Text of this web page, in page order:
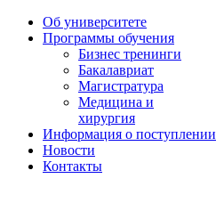
Об университете
Программы обучения
Бизнес тренинги
Бакалавриат
Магистратура
Медицина и
хирургия
Информация о поступлении
Новости
Контакты